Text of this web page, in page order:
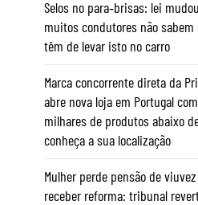
Selos no para‑brisas: lei
muitos condutores não sabem
têm de levar isto no carro
Marca concorrente direta da
abre nova loja em Portugal com
milhares de produtos abaixo
conheça a sua localização
Mulher perde pensão de
receber reforma: tribunal